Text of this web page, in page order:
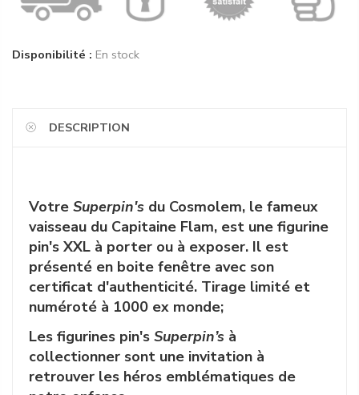
Disponibilité : En stock
DESCRIPTION
Votre Superpin's du Cosmolem, le fameux
vaisseau du Capitaine Flam, est une figurine
pin's XXL à porter ou à exposer. Il est
présenté en boite fenêtre avec son
certificat d'authenticité. Tirage limité et
numéroté à 1000 ex monde;
Les figurines pin's Superpin’s à
collectionner sont une invitation à
retrouver les héros emblématiques de